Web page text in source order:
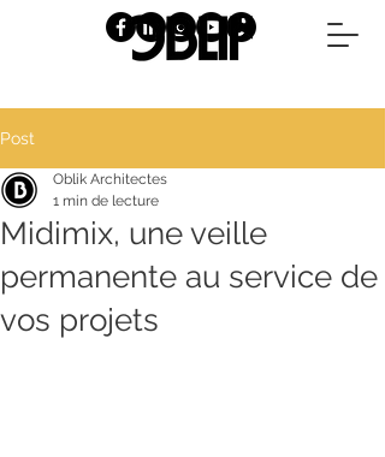
Post
Midimix, une veille
permanente au service de
vos projets
Oblik Architectes
1 min de lecture